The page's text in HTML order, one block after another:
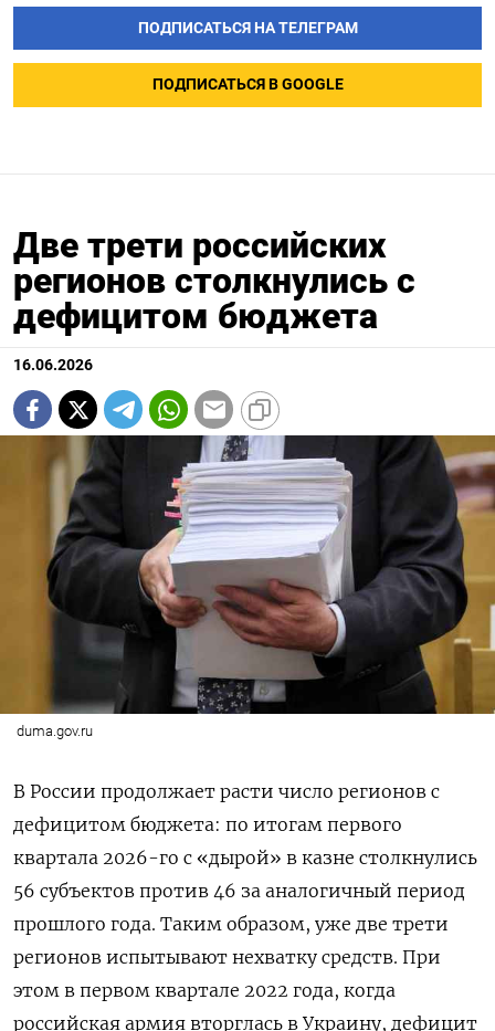
ПОДПИСАТЬСЯ НА ТЕЛЕГРАМ
ПОДПИСАТЬСЯ В GOOGLE
Две трети российских
регионов столкнулись с
дефицитом бюджета
16.06.2026
duma.gov.ru
В России продолжает расти число регионов с
дефицитом бюджета: по итогам первого
квартала 2026-го с «дырой» в казне столкнулись
56 субъектов против 46 за аналогичный период
прошлого года. Таким образом, уже две трети
регионов испытывают нехватку средств. При
этом в первом квартале 2022 года, когда
российская армия вторглась в Украину, дефицит